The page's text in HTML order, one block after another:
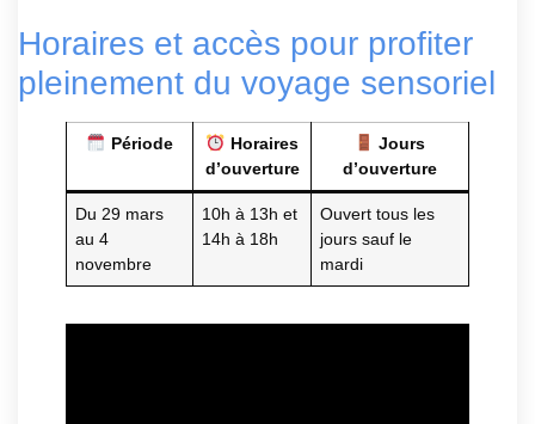
Horaires et accès pour profiter
pleinement du voyage sensoriel
Période
Horaires
d’ouverture
Jours
d’ouverture
Du 29 mars
au 4
novembre
10h à 13h et
14h à 18h
Ouvert tous les
jours sauf le
mardi